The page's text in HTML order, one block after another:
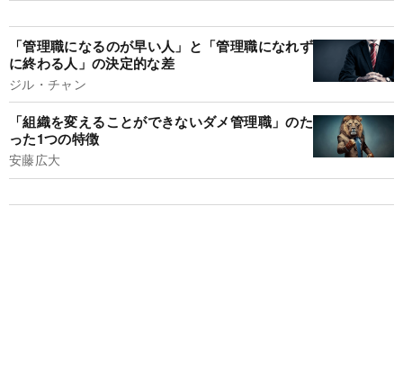
「管理職になるのが早い人」と「管理職になれず
に終わる人」の決定的な差
ジル・チャン
「組織を変えることができないダメ管理職」のた
った1つの特徴
安藤広大